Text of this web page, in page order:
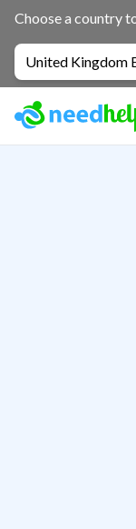
Choose a country
United Kingdom